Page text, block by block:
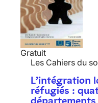
Gratuit
Les Cahiers du
L’intégration
réfugiés :